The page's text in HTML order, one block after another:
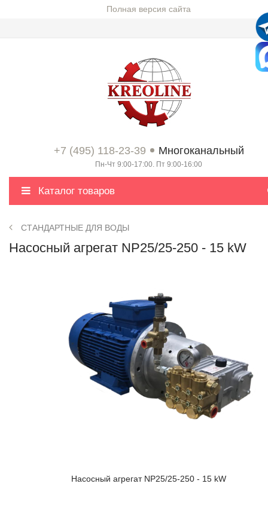
Полная версия сайта
+7 (495) 118-23-39 Многоканальный
Пн-Чт 9:00-17:00. Пт 9:00-16:00
Каталог товаров
СТАНДАРТНЫЕ ДЛЯ ВОДЫ
Насосный агрегат NP25/25-250 - 15 kW
Насосный агрегат NP25/25-250 - 15 kW